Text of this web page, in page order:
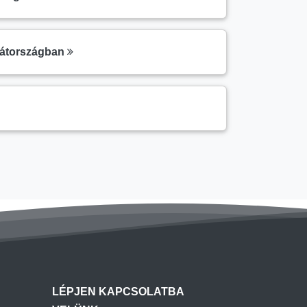
LÉPJEN KAPCSOLATBA